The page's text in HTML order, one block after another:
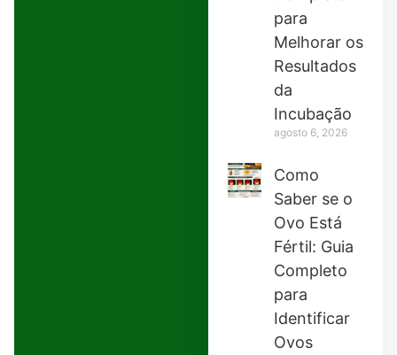
para
Melhorar os
Resultados
da
Incubação
agosto 6, 2026
Como
Saber se o
Ovo Está
Fértil: Guia
Completo
para
Identificar
Ovos